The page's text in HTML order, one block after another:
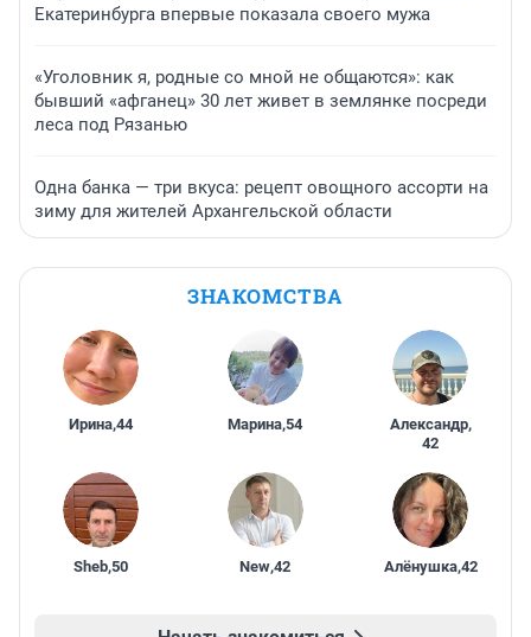
Екатеринбурга впервые показала своего мужа
«Уголовник я, родные со мной не общаются»: как
бывший «афганец» 30 лет живет в землянке посреди
леса под Рязанью
Одна банка — три вкуса: рецепт овощного ассорти на
зиму для жителей Архангельской области
ЗНАКОМСТВА
Ирина,44 Марина,54 Александр,
42
Sheb,50 New,42 Алёнушка,42